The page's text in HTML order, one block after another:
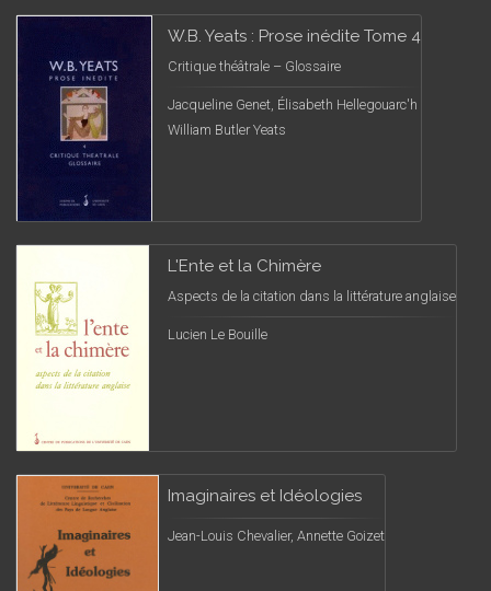
W.B. Yeats : Prose inédite Tome 4
Critique théâtrale – Glossaire
Jacqueline Genet, Élisabeth Hellegouarc'h
William Butler Yeats
L'Ente et la Chimère
Aspects de la citation dans la littérature anglaise
Lucien Le Bouille
Imaginaires et Idéologies
Jean-Louis Chevalier, Annette Goizet